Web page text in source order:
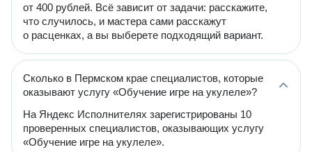
от 400 рублей. Всё зависит от задачи: расскажите,
что случилось, и мастера сами расскажут
о расценках, а вы выберете подходящий вариант.
Сколько в Пермском крае специалистов, которые
оказывают услугу «Обучение игре на укулеле»?
На Яндекс Исполнителях зарегистрированы 10
проверенных специалистов, оказывающих услугу
«Обучение игре на укулеле».